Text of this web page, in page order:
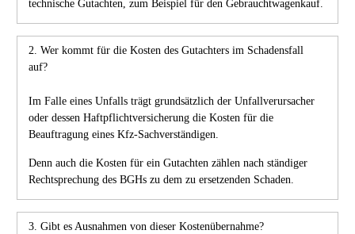
technische Gutachten, zum Beispiel für den Gebrauchtwagenkauf.
2. Wer kommt für die Kosten des Gutachters im Schadensfall
auf?
Im Falle eines Unfalls trägt grundsätzlich der Unfallverursacher
oder dessen Haftpflichtversicherung die Kosten für die
Beauftragung eines Kfz-Sachverständigen.
Denn auch die Kosten für ein Gutachten zählen nach ständiger
Rechtsprechung des BGHs zu dem zu ersetzenden Schaden.
3. Gibt es Ausnahmen von dieser Kostenübernahme?